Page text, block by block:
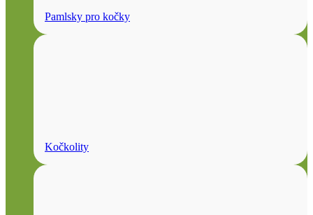
Pamlsky pro kočky
Kočkolity